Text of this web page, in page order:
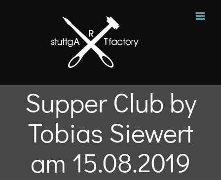
Supper Club by
Tobias Siewert
am 15.08.2019